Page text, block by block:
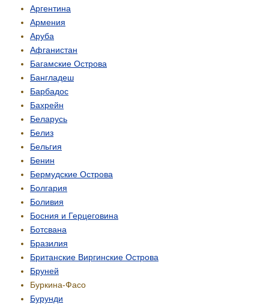
Аргентина
Армения
Аруба
Афганистан
Багамские Острова
Бангладеш
Барбадос
Бахрейн
Беларусь
Белиз
Бельгия
Бенин
Бермудские Острова
Болгария
Боливия
Босния и Герцеговина
Ботсвана
Бразилия
Британские Виргинские Острова
Бруней
Буркина-Фасо
Бурунди